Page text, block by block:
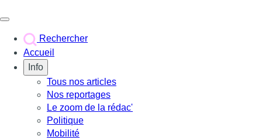
Rechercher
Accueil
Info
Tous nos articles
Nos reportages
Le zoom de la rédac'
Politique
Mobilité